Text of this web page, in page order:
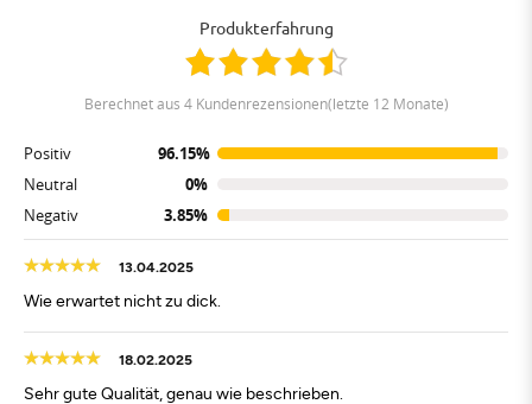
Produkterfahrung
berechnet aus 4 Kundenrezensionen(letzte 12 Monate)
Positiv
96.15%
Neutral
0%
Negativ
3.85%
13.04.2025
Wie erwartet nicht zu dick.
18.02.2025
Sehr gute Qualität, genau wie beschrieben.